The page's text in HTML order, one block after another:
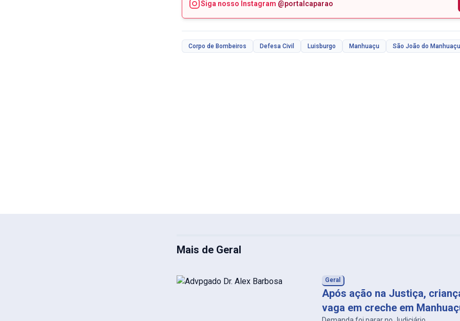
Siga nosso Instagram @portalcaparao
Corpo de Bombeiros Defesa Civil Luisburgo Manhuaçu São João do Manhuaçu
Mais de Geral
Geral
Após ação na Justiça,
vaga em creche em